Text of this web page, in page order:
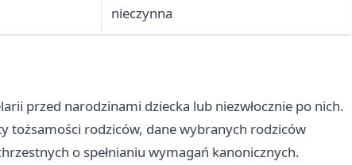
nieczynna
przed narodzinami dziecka lub niezwłocznie po nich.
tożsamości rodziców, dane wybranych rodziców
o spełnianiu wymagań kanonicznych.